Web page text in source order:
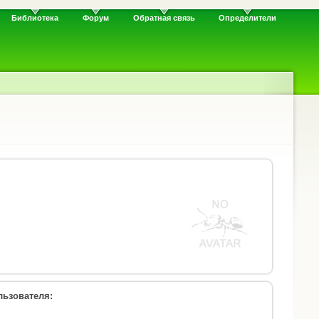
Библиотека Форум Обратная связь Определители